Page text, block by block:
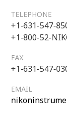
TELEPHONE
+1-631-547-
+1-800-52-
FAX
+1-631-547-
EMAIL